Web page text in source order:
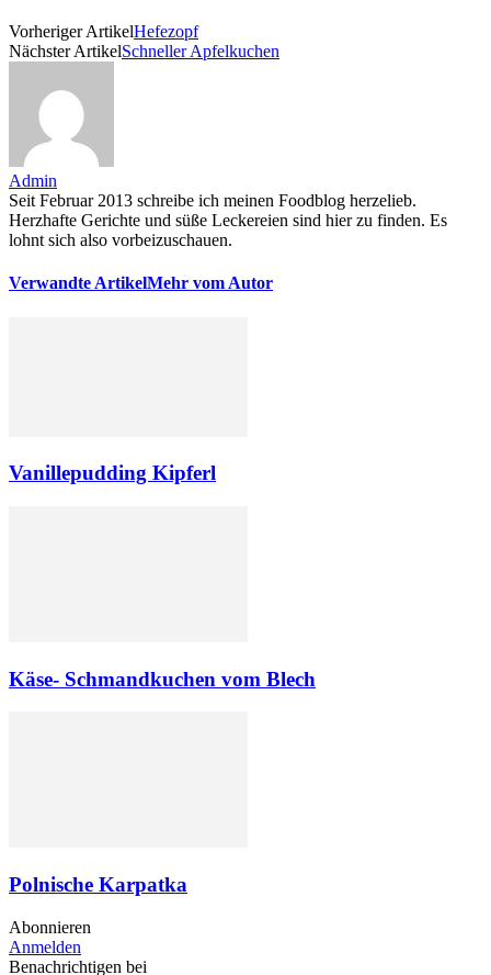
Vorheriger ArtikelHefezopf
Nächster ArtikelSchneller Apfelkuchen
Admin
Seit Februar 2013 schreibe ich meinen Foodblog herzelieb.
Herzhafte Gerichte und süße Leckereien sind hier zu finden. Es
lohnt sich also vorbeizuschauen.
Verwandte ArtikelMehr vom Autor
Vanillepudding Kipferl
Käse- Schmandkuchen vom Blech
Polnische Karpatka
Abonnieren
Anmelden
Benachrichtigen bei